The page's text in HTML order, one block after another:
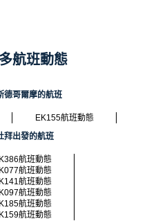
航班動態
德哥爾摩的航班
EK155航班動態
拜出發的航班
航班動態
航班動態
航班動態
航班動態
航班動態
航班動態